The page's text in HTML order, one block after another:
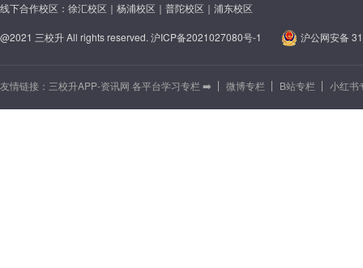
线下合作校区：徐汇校区｜杨浦校区｜普陀校区｜浦东校区
@2021 三校升 All rights reserved. 沪ICP备2021027080号-1 沪公网安备
友情链接： 三校升APP-资讯网 各平台学习专栏 ➡️ 微博专栏 B站专栏 小红书